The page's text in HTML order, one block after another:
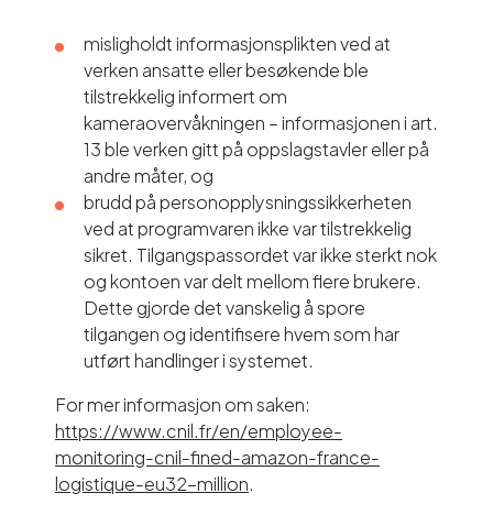
misligholdt informasjonsplikten ved at
verken ansatte eller besøkende ble
tilstrekkelig informert om
kameraovervåkningen – informasjonen i art.
13 ble verken gitt på oppslagstavler eller på
andre måter, og
brudd på personopplysningssikkerheten
ved at programvaren ikke var tilstrekkelig
sikret. Tilgangspassordet var ikke sterkt nok
og kontoen var delt mellom flere brukere.
Dette gjorde det vanskelig å spore
tilgangen og identifisere hvem som har
utført handlinger i systemet.
For mer informasjon om saken:
https://www.cnil.fr/en/employee-
monitoring-cnil-fined-amazon-france-
logistique-eu32-million.